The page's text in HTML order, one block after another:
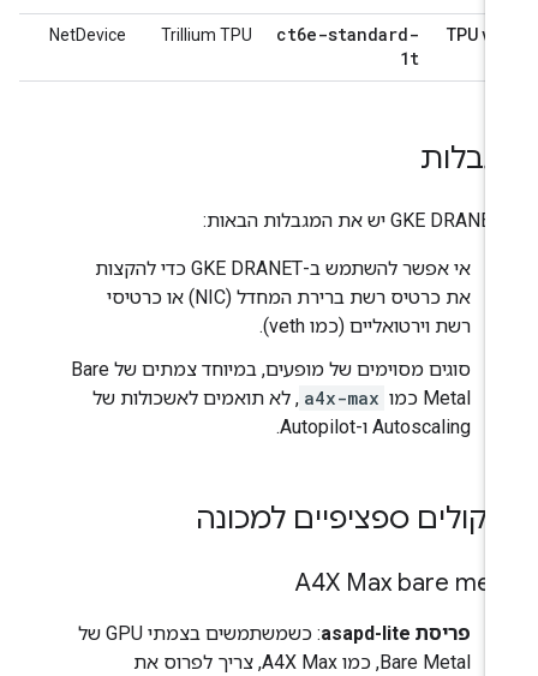
TPU
ct6e-standard-
Trillium TPU
NetDevice
אי אפשר להשתמש ב-GKE DRANET כדי להקצות
את כרטיס רשת ברירת המחדל (NIC) או כרטיסי
רשת וירטואליים (כמו veth).
סוגים מסוימים של מופעים, במיוחד צמתים של Bare
Metal כמו
a4x-max , לא תואמים לאשכולות של
Autoscaling ו-Autopilot.
ספציפיים למכונה
A4X Max bare
פריסת asapd-lite
: כשמשתמשים בצמתי GPU של
Bare Metal, כמו A4X Max, צריך לפרוס את